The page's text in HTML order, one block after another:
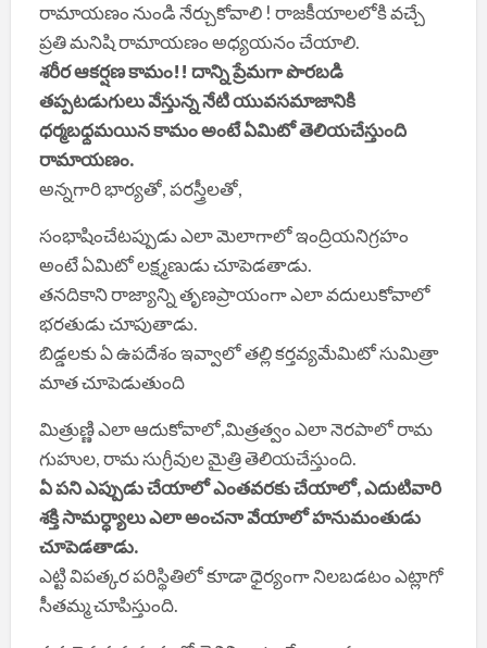
రామాయణం నుండి నేర్చుకోవాలి ! రాజకీయాలలోకి వచ్చే
ప్రతి మనిషి రామాయణం అధ్యయనం చేయాలి.
శరీర ఆకర్షణ కామం!! దాన్ని ప్రేమగా పొరబడి
తప్పటడుగులు వేస్తున్న నేటి యువసమాజానికి
ధర్మబధ్దమయిన కామం అంటే ఏమిటో తెలియచేస్తుంది
రామాయణం.
అన్నగారి భార్యతో, పరస్త్రీలతో,
సంభాషించేటప్పుడు ఎలా మెలాగాలో ఇంద్రియనిగ్రహం
అంటే ఏమిటో లక్ష్మణుడు చూపెడతాడు.
తనదికాని రాజ్యాన్ని తృణప్రాయంగా ఎలా వదులుకోవాలో
భరతుడు చూపుతాడు.
బిడ్డలకు ఏ ఉపదేశం ఇవ్వాలో తల్లి కర్తవ్యమేమిటో సుమిత్రా
మాత చూపెడుతుంది
మిత్రుణ్ణి ఎలా ఆదుకోవాలో,మిత్రత్వం ఎలా నెరపాలో రామ
గుహుల, రామ సుగ్రీవుల మైత్రి తెలియచేస్తుంది.
ఏ పని ఎప్పుడు చేయాలో ఎంతవరకు చేయాలో, ఎదుటివారి
శక్తి సామర్ధ్యాలు ఎలా అంచనా వేయాలో హనుమంతుడు
చూపెడతాడు.
ఎట్టి విపత్కర పరిస్థితిలో కూడా ధైర్యంగా నిలబడటం ఎట్లాగో
సీతమ్మ చూపిస్తుంది.